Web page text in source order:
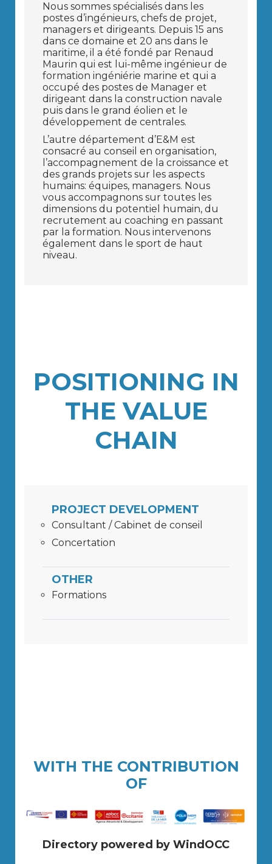
Nous sommes spécialisés dans les
postes d’ingénieurs, chefs de projet,
managers et dirigeants. Depuis 15 ans
dans ce domaine et 20 ans dans le
maritime, il a été fondé par Renaud
Maurin qui est lui-même ingénieur de
formation ingéniérie marine et qui a
occupé des postes de Manager et
dirigeant dans la construction navale
puis dans le grand éolien et le
développement de centrales.
L’autre département d’E&M est
consacré au conseil en organisation,
l’accompagnement de la croissance et
des grands projets sur les aspects
humains: équipes, managers. Nous
vous accompagnons sur toutes les
dimensions du potentiel humain, du
recrutement au coaching en passant
par la formation. Nous intervenons
également dans le sport de haut
niveau.
POSITIONING IN
THE VALUE
CHAIN
PROJECT DEVELOPMENT
Consultant / Cabinet de conseil
Concertation
OTHER
Formations
WITH THE CONTRIBUTION
OF
Directory powered by WindOCC